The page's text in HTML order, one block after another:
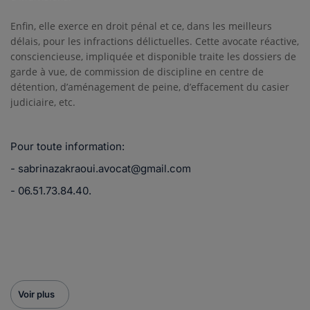
Enfin, elle exerce en droit pénal et ce, dans les meilleurs
délais, pour les infractions délictuelles. Cette avocate réactive,
consciencieuse, impliquée et disponible traite les dossiers de
garde à vue, de commission de discipline en centre de
détention, d’aménagement de peine, d’effacement du casier
judiciaire, etc.
Pour toute information:
- sabrinazakraoui.avocat@gmail.com
- 06.51.73.84.40.
Voir plus